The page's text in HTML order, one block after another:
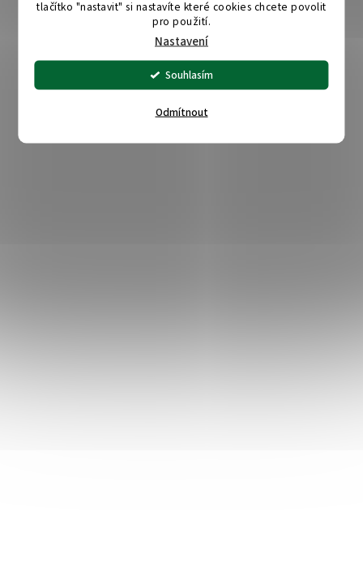
tlačítko "nastavit" si nastavíte které cookies chcete povolit
pro použití.
Nastavení
Odmítnout
Souhlasím